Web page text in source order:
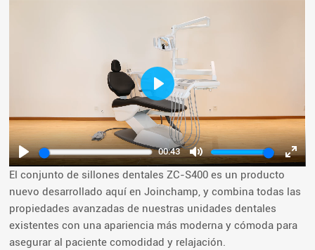
Play
00:43
Mute
Enter
Play
El conjunto de sillones dentales ZC-S400 es un producto
nuevo desarrollado aquí en Joinchamp, y combina todas las
propiedades avanzadas de nuestras unidades dentales
existentes con una apariencia más moderna y cómoda para
asegurar al paciente comodidad y relajación.